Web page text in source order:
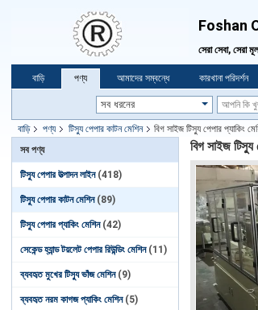
Foshan
সেরা সেবা, সেরা
বাড়ি পণ্য আমাদের সম্বন্ধে কারখানা পরিদর্শন
বাড়ি পণ্য টিস্যু পেপার কাটন মেশিন
বিগ সাইজ টিস্যু পেপার প্যাকিং
সব পণ্য
টিস্যু পেপার উত্পাদন লাইন (418)
টিস্যু পেপার কাটন মেশিন (89)
টিস্যু পেপার প্যাকিং মেশিন (42)
সেকেন্ড হ্যান্ড টয়লেট পেপার রিউন্ডিং মেশিন (11)
ব্যবহৃত মুখের টিস্যু ভাঁজ মেশিন (9)
ব্যবহৃত নরম কাগজ প্যাকিং মেশিন (5)
বিগ সাইজ টিস্যু